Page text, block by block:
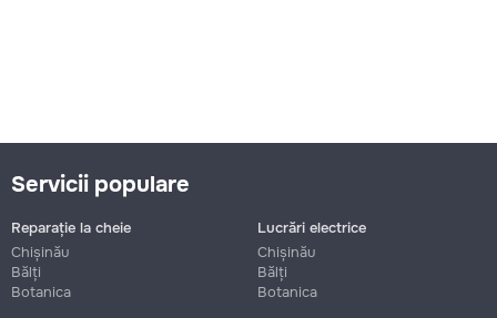
Servicii populare
Reparație la cheie
Chișinău
Bălți
Botanica
Lucrări electrice
Chișinău
Bălți
Botanica